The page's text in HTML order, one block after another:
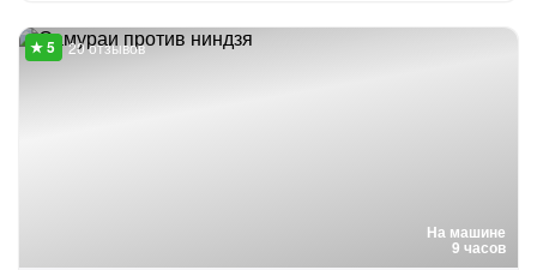
На машине
9 часов
20 отзывов